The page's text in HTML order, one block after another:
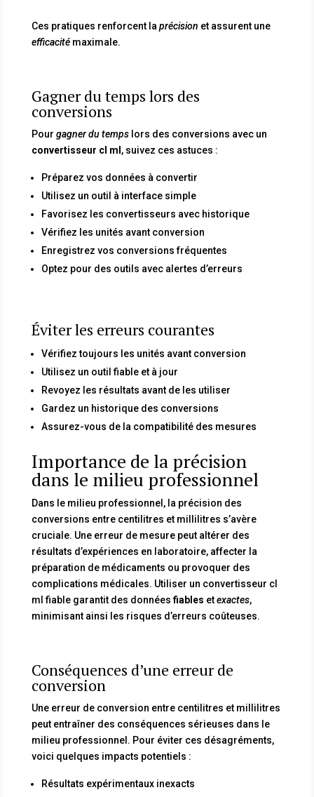
Ces pratiques renforcent la précision et assurent une
efficacitémaximale.
Gagner du temps lors des
conversions
Pour gagner du tempslors des conversions avec un
convertisseur cl ml , suivez ces astuces :
Préparez vos données à convertir
Utilisez un outil à interface simple
Favorisez les convertisseurs avec historique
Vérifiez les unités avant conversion
Enregistrez vos conversions fréquentes
Optez pour des outils avec alertes d’erreurs
Éviter les erreurs courantes
Vérifiez toujours les unités avant conversion
Utilisez un outil fiable et à jour
Revoyez les résultats avant de les utiliser
Gardez un historique des conversions
Assurez-vous de la compatibilité des mesures
Importance de la précision
dans le milieu professionnel
Dans le milieu professionnel, la précision des
conversions entre centilitres et millilitres s’avère
cruciale. Une erreur de mesure peut altérer des
résultats d’expériences en laboratoire, affecter la
préparation de médicaments ou provoquer des
complications médicales. Utiliser un convertisseur cl
ml fiable garantit des donnéesfiables etexactes,
minimisant ainsi les risques d’erreurs coûteuses.
Conséquences d’une erreur de
conversion
Une erreur de conversion entre centilitres et millilitres
peut entraîner des conséquences sérieuses dans le
milieu professionnel. Pour éviter ces désagréments,
voici quelques impacts potentiels :
Résultats expérimentaux inexacts